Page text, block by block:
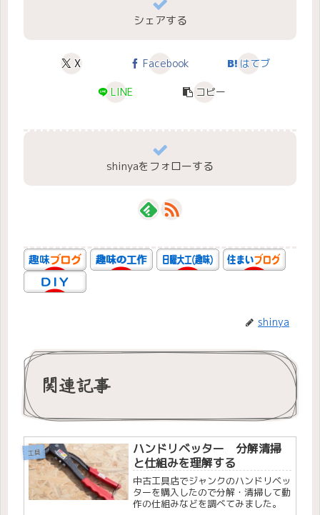
シェアする
X Facebook はてブ
LINE コピー
shinyaをフォローする
shinya
関連記事
工具
ハンドリベッター 分解清掃
と仕組みを理解する
中古工具店でジャンクのハンドリベッ
ターを購入したので分解・清掃して動
作の仕組みなどを調べてみました。